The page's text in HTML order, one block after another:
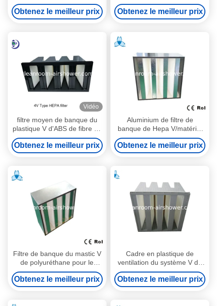
0.1um de filtre à air de Hepa
pour des systèmes de Hepa
Obtenez le meilleur prix
circulation d'air manipulant
l'unité, 99,97% vers le bas
0,3 um
Obtenez le meilleur prix
Vidéo
filtre moyen de banque du
plastique V d'ABS de fibre de
verre compacte
Obtenez le meilleur prix
Aluminium de filtre de
banque de Hepa V/matériel
comprimés de Pastic pour le
dispositif de climatisation
Obtenez le meilleur prix
Filtre de banque du mastic V
de polyuréthane pour le
système à mi-niveau de boîte
d'air
Obtenez le meilleur prix
Cadre en plastique de
ventilation du système V de
banque d'ABS gris de filtre
pour l'industrie
Obtenez le meilleur prix